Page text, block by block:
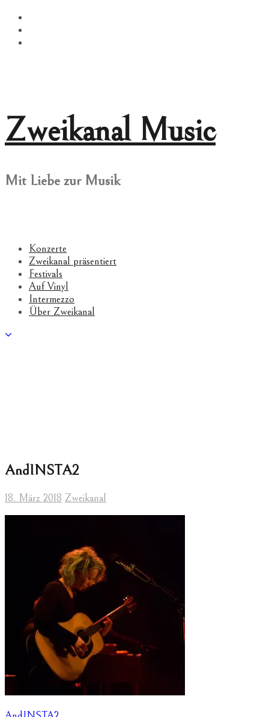
Springe
zum
Inhalt
Zweikanal Music
Mit Liebe zur Musik
Konzerte
Zweikanal präsentiert
Festivals
Auf Vinyl
Intermezzo
Über Zweikanal
AndINSTA2
18. März 2018 Zweikanal